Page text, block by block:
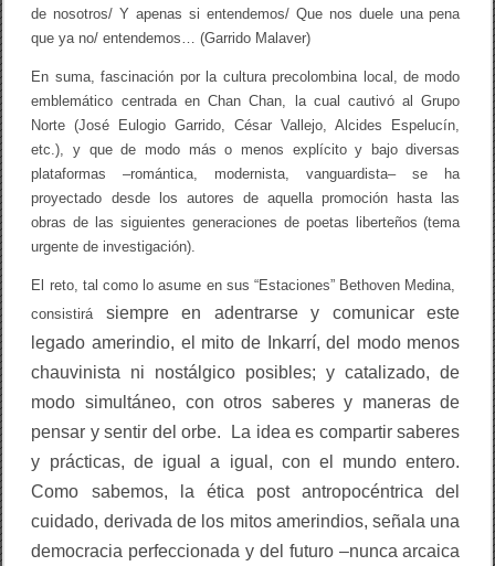
de nosotros/ Y apenas si entendemos/ Que nos duele una pena
que ya no/ entendemos… (Garrido Malaver)
En suma, fascinación por la cultura precolombina local, de modo
emblemático centrada en Chan Chan, la cual cautivó al Grupo
Norte (José Eulogio Garrido, César Vallejo, Alcides Espelucín,
etc.), y que de modo más o menos explícito y bajo diversas
plataformas –romántica, modernista, vanguardista– se ha
proyectado desde los autores de aquella promoción hasta las
obras de las siguientes generaciones de poetas liberteños (tema
urgente de investigación).
El reto, tal como lo asume en sus “Estaciones” Bethoven Medina,
consistirá siempreen adentrarse y comunicar este
legado amerindio, el mito de Inkarrí, del modo menos
chauvinista ni nostálgico posibles; y catalizado, de
modo simultáneo, con otros saberes y maneras de
pensar y sentir del orbe. La idea es compartir saberes
y prácticas, de igual a igual, con el mundo entero.
Como sabemos, la ética post antropocéntrica del
cuidado, derivada de los mitos amerindios, señala una
democracia perfeccionada y del futuro –nunca arcaica